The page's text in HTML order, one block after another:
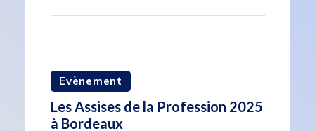
Evènement
Les Assises de la Profession 2025
à Bordeaux